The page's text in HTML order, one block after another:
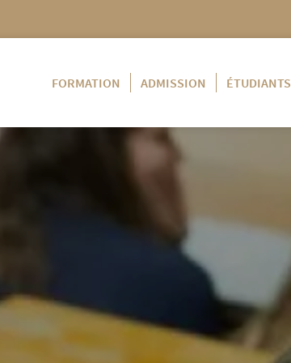
FORMATION
ADMISSION ÉTUDIANTS